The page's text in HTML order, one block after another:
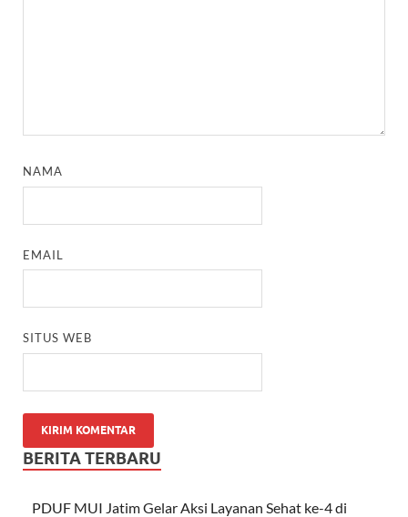
NAMA
EMAIL
SITUS WEB
BERITA TERBARU
PDUF MUI Jatim Gelar Aksi Layanan Sehat ke-4 di